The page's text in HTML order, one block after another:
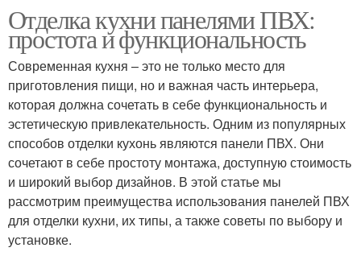
Отделка кухни панелями ПВХ:
простота и функциональность
Современная кухня – это не только место для
приготовления пищи, но и важная часть интерьера,
которая должна сочетать в себе функциональность и
эстетическую привлекательность. Одним из популярных
способов отделки кухонь являются панели ПВХ. Они
сочетают в себе простоту монтажа, доступную стоимость
и широкий выбор дизайнов. В этой статье мы
рассмотрим преимущества использования панелей ПВХ
для отделки кухни, их типы, а также советы по выбору и
установке.